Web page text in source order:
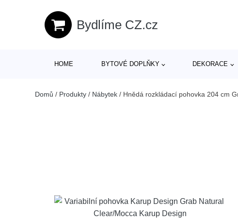
Bydlíme CZ.cz
HOME BYTOVÉ DOPLŇKY DEKORACE
Domů / Produkty / Nábytek / Hnědá rozkládací pohovka 204 cm